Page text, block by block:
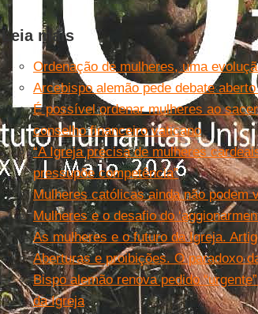
Leia mais
Ordenação de mulheres, uma
Arcebispo alemão pede debate
É possível ordenar mulheres ao
conselho financeiro vaticano
“A Igreja precisa de mulheres
pressupõe competência”
Mulheres católicas ainda não podem
Mulheres e o desafio do
As mulheres e o futuro da Igreja.
Aberturas e proibições. O paradoxo
Bispo alemão renova pedido
da Igreja